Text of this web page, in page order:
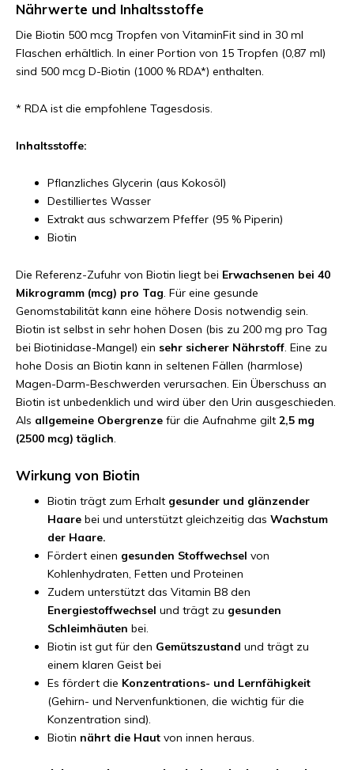
Nährwerte und Inhaltsstoffe
Die Biotin 500 mcg Tropfen von VitaminFit sind in 30 ml
Flaschen erhältlich. In einer Portion von 15 Tropfen (0,87 ml)
sind 500 mcg D-Biotin (1000 % RDA*) enthalten.
* RDA ist die empfohlene Tagesdosis.
Inhaltsstoffe:
Pflanzliches Glycerin (aus Kokosöl)
Destilliertes Wasser
Extrakt aus schwarzem Pfeffer (95 % Piperin)
Biotin
Die Referenz-Zufuhr von Biotin liegt bei Erwachsenen bei 40
Mikrogramm (mcg) pro Tag. Für eine gesunde
Genomstabilität kann eine höhere Dosis notwendig sein.
Biotin ist selbst in sehr hohen Dosen (bis zu 200 mg pro Tag
bei Biotinidase-Mangel) ein sehr sicherer Nährstoff. Eine zu
hohe Dosis an Biotin kann in seltenen Fällen (harmlose)
Magen-Darm-Beschwerden verursachen. Ein Überschuss an
Biotin ist unbedenklich und wird über den Urin ausgeschieden.
Als allgemeine Obergrenze für die Aufnahme gilt 2,5 mg
(2500 mcg) täglich.
Wirkung von Biotin
Biotin trägt zum Erhalt gesunder und glänzender
Haare bei und unterstützt gleichzeitig das Wachstum
der Haare.
Fördert einen gesunden Stoffwechsel von
Kohlenhydraten, Fetten und Proteinen
Zudem unterstützt das Vitamin B8 den
Energiestoffwechsel und trägt zu gesunden
Schleimhäuten bei.
Biotin ist gut für den Gemütszustand und trägt zu
einem klaren Geist bei
Es fördert die Konzentrations- und Lernfähigkeit
(Gehirn- und Nervenfunktionen, die wichtig für die
Konzentration sind).
Biotin nährt die Haut von innen heraus.